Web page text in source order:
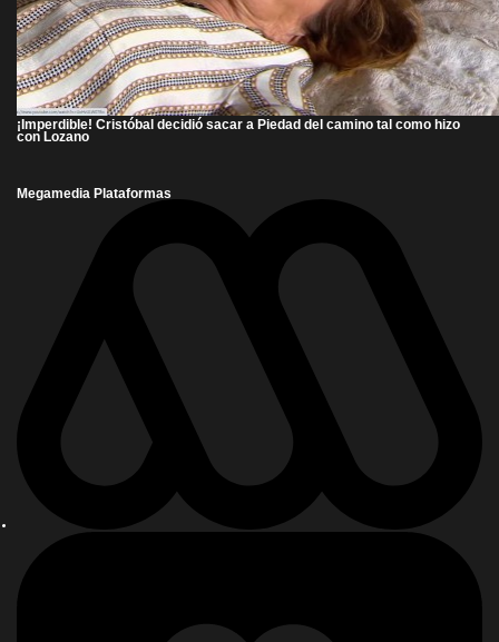
¡Imperdible! Cristóbal decidió sacar a Piedad del camino tal como hizo
con Lozano
Megamedia Plataformas